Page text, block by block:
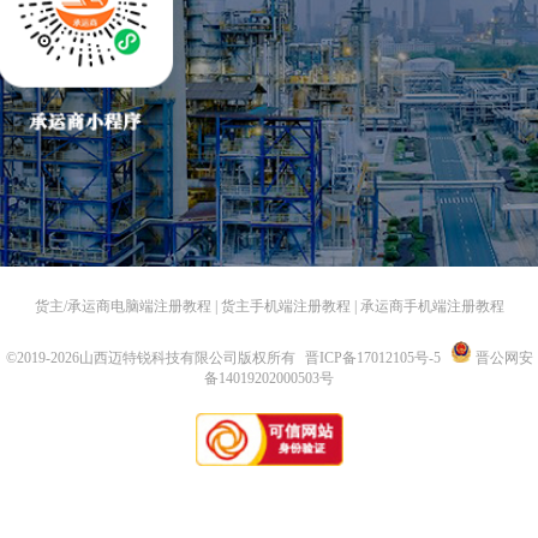
货主/承运商电脑端注册教程 货主手机端注册教程 承运商手机端注册教程
©2019-2026山西迈特锐科技有限公司版权所有 晋ICP备17012105号-5
晋公网安
备14019202000503号